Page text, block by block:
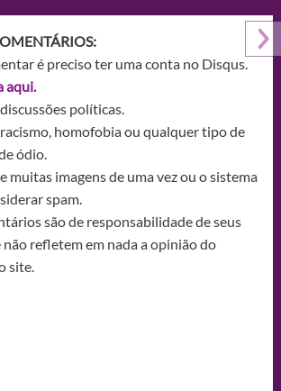
é preciso ter uma conta no Disqus.
aqui.
políticas.
homofobia ou qualquer tipo de
ódio.
muitas imagens de uma vez ou o sistema
spam.
são de responsabilidade de seus
não refletem em nada a opinião do
site.